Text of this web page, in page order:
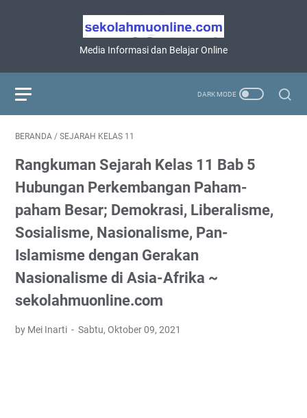
Media Informasi dan Belajar Online
BERANDA / SEJARAH KELAS 11
Rangkuman Sejarah Kelas 11 Bab 5
Hubungan Perkembangan Paham-
paham Besar; Demokrasi, Liberalisme,
Sosialisme, Nasionalisme, Pan-
Islamisme dengan Gerakan
Nasionalisme di Asia-Afrika ~
sekolahmuonline.com
by Mei Inarti Sabtu, Oktober 09, 2021